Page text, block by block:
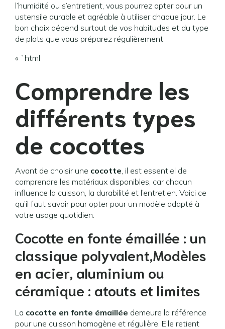
l’humidité ou s’entretient, vous pourrez opter pour un
ustensile durable et agréable à utiliser chaque jour. Le
bon choix dépend surtout de vos habitudes et du type
de plats que vous préparez régulièrement.
« `html
Comprendre les
différents types
de cocottes
Avant de choisir une cocotte, il est essentiel de
comprendre les matériaux disponibles, car chacun
influence la cuisson, la durabilité et l’entretien. Voici ce
qu’il faut savoir pour opter pour un modèle adapté à
votre usage quotidien.
Cocotte en fonte émaillée : un
classique polyvalent,Modèles
en acier, aluminium ou
céramique : atouts et limites
La cocotte en fonte émaillée demeure la référence
pour une cuisson homogène et régulière. Elle retient